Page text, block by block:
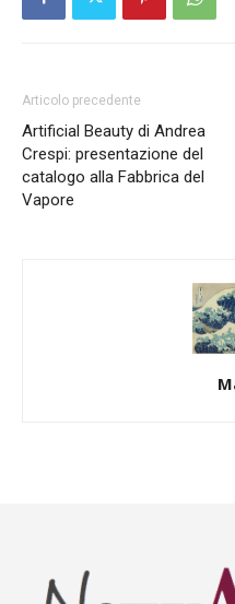
Articolo precedente
Artificial Beauty di Andrea
Crespi: presentazione del
catalogo alla Fabbrica del
Vapore